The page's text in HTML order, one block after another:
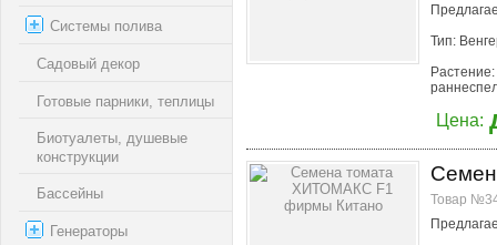
Системы полива
Садовый декор
Готовые парники, теплицы
Биотуалеты, душевые
конструкции
Бассейны
Генераторы
Тип:
Растение:
Цена:
Товар